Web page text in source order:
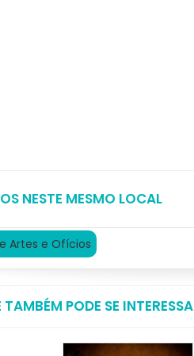
NESTE MESMO LOCAL
Artes e Ofícios
PODE SE